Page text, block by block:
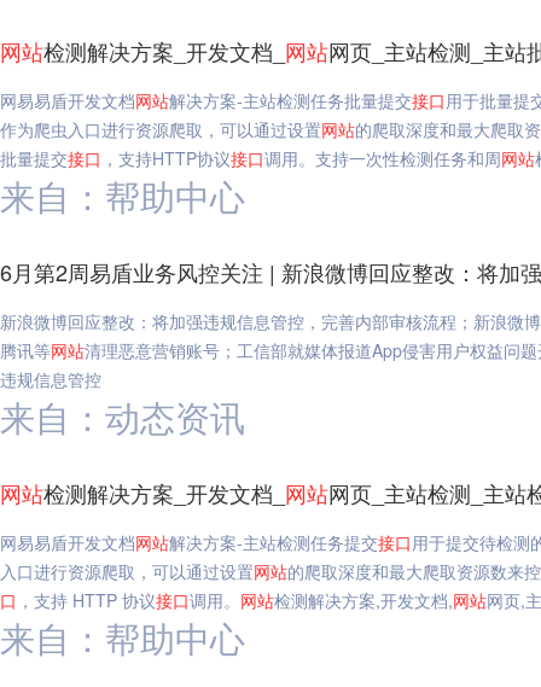
网站检测解决方案_开发文档_ 网站网页_主站检测_主站
网易易盾开发文档网站解决方案-主站检测任务批量提交接口用于批量提
作为爬虫入口进行资源爬取，可以通过设置网站的爬取深度和最大爬取
批量提交接口 ，支持HTTP协议接口调用。支持一次性检测任务和周网站
来自：帮助中心
6月第2周易盾业务风控关注 | 新浪微博回应整改：将加
新浪微博回应整改：将加强违规信息管控，完善内部审核流程；新浪微
腾讯等网站清理恶意营销账号；工信部就媒体报道App侵害用户权益问
违规信息管控
来自：动态资讯
网站检测解决方案_开发文档_ 网站网页_主站检测_主站
网易易盾开发文档网站解决方案-主站检测任务提交接口用于提交待检测
入口进行资源爬取，可以通过设置网站的爬取深度和最大爬取资源数来
口 ，支持 HTTP 协议接口调用。 网站检测解决方案,开发文档,网站网页,
来自：帮助中心